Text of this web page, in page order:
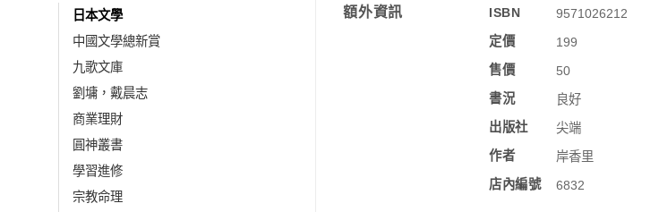
日本文學
中國文學總新賞
九歌文庫
劉墉，戴晨志
商業理財
圓神叢書
學習進修
宗教命理
額外資訊 ISBN
9571026212
定價
199
售價
50
書況
良好
出版社
尖端
作者
岸香里
店內編號
6832